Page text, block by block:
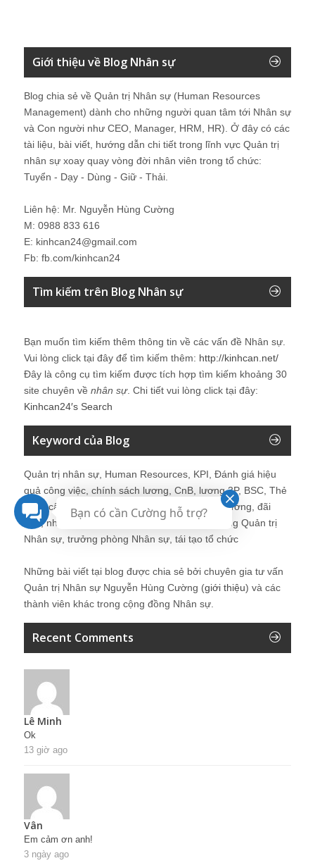
Giới thiệu về Blog Nhân sự
Blog chia sẻ về Quản trị Nhân sự (Human Resources
Management) dành cho những người quan tâm tới Nhân sự
và Con người như CEO, Manager, HRM, HR). Ở đây có các
tài liệu, bài viết, hướng dẫn chi tiết trong lĩnh vực Quản trị
nhân sự xoay quay vòng đời nhân viên trong tổ chức:
Tuyển - Dạy - Dùng - Giữ - Thải.
Liên hệ: Mr. Nguyễn Hùng Cường
M: 0988 833 616
E: kinhcan24@gmail.com
Fb: fb.com/kinhcan24
Tìm kiếm trên Blog Nhân sự
Bạn muốn tìm kiếm thêm thông tin về các vấn đề Nhân sự
Vui lòng click tại đây để tìm kiếm thêm: http://kinhcan.net/
Đây là công cụ tìm kiếm được tích hợp tìm kiếm khoảng 30
site chuyên về nhân sự. Chi tiết vui lòng click tại đây:
Kinhcan24′s Search
Keyword của Blog
Quản trị nhân sự, Human Resources, KPI, Đánh giá hiệu
quả công việc, chính sách lương, CnB, lương 3P, BSC, Thẻ
điểm cân bằng, tuyển dụng, đào tạo, lương thưởng, đãi
ngộ, nhân sự, tổ chức, cơ cấu tổ chức, hệ thống Quản trị
Nhân sự, trưởng phòng Nhân sự, tái tạo tổ chức
Những bài viết tại blog được chia sẻ bởi chuyên gia tư vấn
Quản trị Nhân sự Nguyễn Hùng Cường (giới thiệu) và các
thành viên khác trong cộng đồng Nhân sự.
Recent Comments
Lê Minh
Ok
13 giờ ago
Vân
Em cảm ơn anh!
3 ngày ago
Bạn có cần Cường hỗ trợ?